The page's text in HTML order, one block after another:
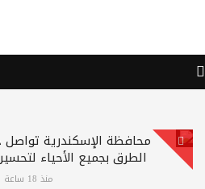
محافظة الإسكندرية
الطرق بجميع الأحياء
منذ 18 ساعة